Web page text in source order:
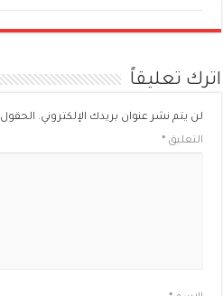
اترك تعليقاً
لن يتم نشر عنوان بريدك الإلكتروني. الحقول
التعليق*